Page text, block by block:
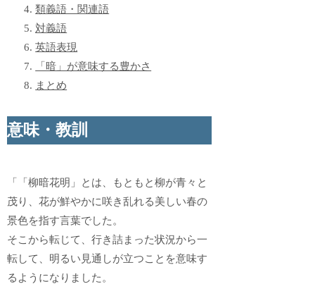
類義語・関連語
対義語
英語表現
「暗」が意味する豊かさ
まとめ
意味・教訓
「「柳暗花明」とは、もともと柳が青々と
茂り、花が鮮やかに咲き乱れる美しい春の
景色を指す言葉でした。
そこから転じて、行き詰まった状況から一
転して、明るい見通しが立つことを意味す
るようになりました。